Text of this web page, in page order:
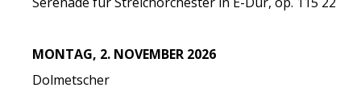
MONTAG, 2. NOVEMBER 2026
Dolmetscher